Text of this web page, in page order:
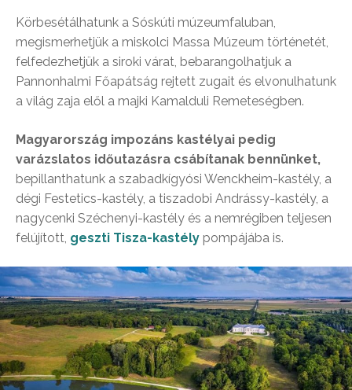
Körbesétálhatunk a Sóskúti múzeumfaluban,
megismerhetjük a miskolci Massa Múzeum történetét,
felfedezhetjük a siroki várat, bebarangolhatjuk a
Pannonhalmi Főapátság rejtett zugait és elvonulhatunk
a világ zaja elől a majki Kamalduli Remeteségben.
Magyarország impozáns kastélyai pedig
varázslatos időutazásra csábítanak bennünket,
bepillanthatunk a szabadkígyósi Wenckheim-kastély, a
dégi Festetics-kastély, a tiszadobi Andrássy-kastély, a
nagycenki Széchenyi-kastély és a nemrégiben teljesen
felújított, geszti Tisza-kastély pompájába is.